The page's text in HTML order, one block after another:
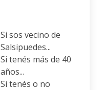
Si sos vecino de
Salsipuedes...
Si tenés más de 40
años...
Si tenés o no